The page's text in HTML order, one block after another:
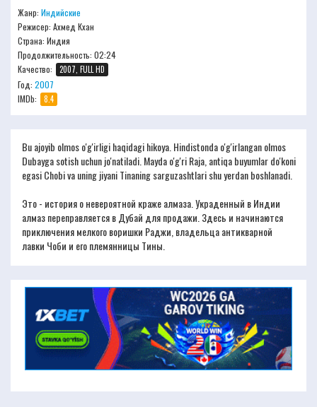
Жанр: Индийские
Режисер: Ахмед Кхан
Страна: Индия
Продолжительность: 02:24
Качество:
2007, FULL HD
Год: 2007
IMDb:
8.4
Bu ajoyib olmos o'g'irligi haqidagi hikoya. Hindistonda o'g'irlangan olmos
Dubayga sotish uchun jo'natiladi. Mayda o'g'ri Raja, antiqa buyumlar do'koni
egasi Chobi va uning jiyani Tinaning sarguzashtlari shu yerdan boshlanadi.
Это - история о невероятной краже алмаза. Украденный в Индии
алмаз переправляется в Дубай для продажи. Здесь и начинаются
приключения мелкого воришки Раджи, владельца антикварной
лавки Чоби и его племянницы Тины.